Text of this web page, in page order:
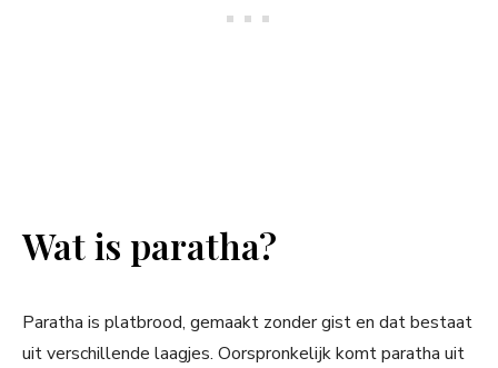
Wat is paratha?
Paratha is platbrood, gemaakt zonder gist en dat bestaat
uit verschillende laagjes. Oorspronkelijk komt paratha uit